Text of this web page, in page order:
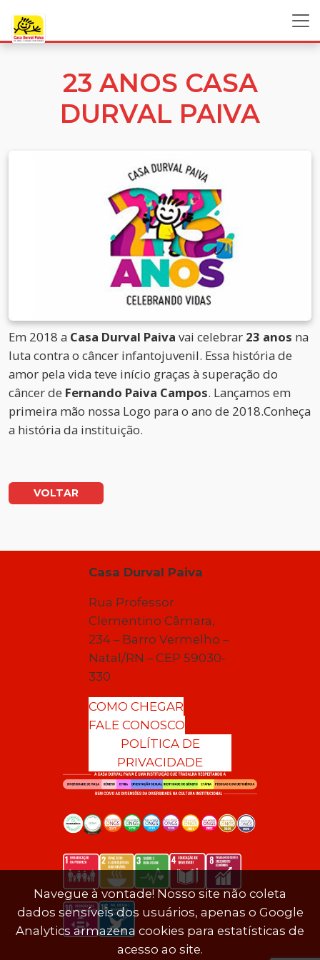
23 ANOS CASA
DURVAL PAIVA
Em 2018 a Casa Durval Paiva vai celebrar 23 anos na
luta contra o câncer infantojuvenil. Essa história de
amor pela vida teve início graças à superação do
câncer de Fernando Paiva Campos. Lançamos em
primeira mão nossa Logo para o ano de 2018.Conheça
a história da instituição.
VOLTAR
Casa Durval Paiva
Rua Professor
Clementino Câmara,
234 – Barro Vermelho –
Natal/RN – CEP 59030-
330
COMO CHEGAR
FALE CONOSCO
POLÍTICA DE
PRIVACIDADE
Navegue à vontade! Nosso site não coleta
dados sensíveis dos usuários, apenas o Google
Analytics armazena cookies para estatísticas de
acesso ao site.